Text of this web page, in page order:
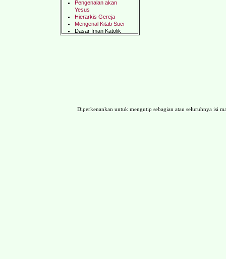
Diperkenankan untuk mengutip sebagian atau seluruhnya isi